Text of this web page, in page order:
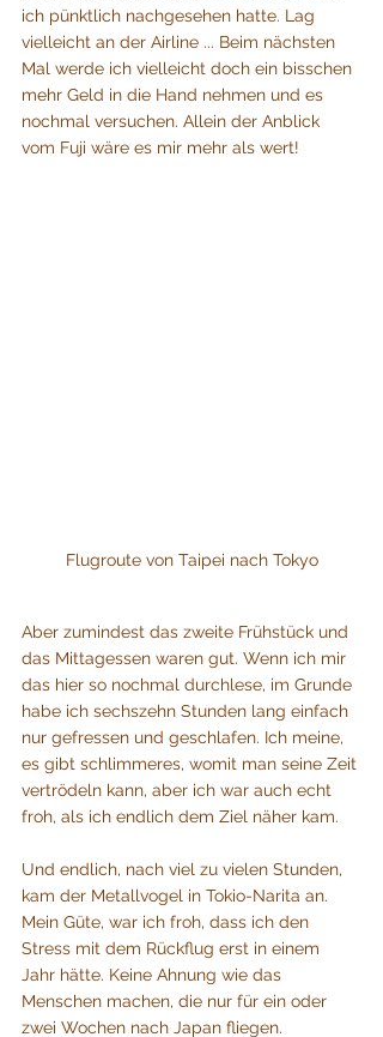
ich pünktlich nachgesehen hatte. Lag
vielleicht an der Airline ... Beim nächsten
Mal werde ich vielleicht doch ein bisschen
mehr Geld in die Hand nehmen und es
nochmal versuchen. Allein der Anblick
vom Fuji wäre es mir mehr als wert!
Flugroute von Taipei nach Tokyo
Aber zumindest das zweite Frühstück und
das Mittagessen waren gut. Wenn ich mir
das hier so nochmal durchlese, im Grunde
habe ich sechszehn Stunden lang einfach
nur gefressen und geschlafen. Ich meine,
es gibt schlimmeres, womit man seine Zeit
vertrödeln kann, aber ich war auch echt
froh, als ich endlich dem Ziel näher kam.
Und endlich, nach viel zu vielen Stunden,
kam der Metallvogel in Tokio-Narita an.
Mein Güte, war ich froh, dass ich den
Stress mit dem Rückflug erst in einem
Jahr hätte. Keine Ahnung wie das
Menschen machen, die nur für ein oder
zwei Wochen nach Japan fliegen.